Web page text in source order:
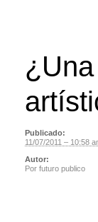
Publicado:
11/07/2011 – 10:58
Autor:
Por futuro publico